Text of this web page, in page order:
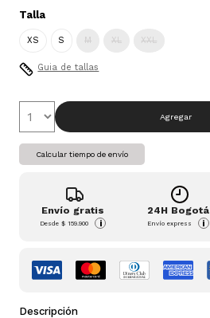
Talla
XS S M XL XXL
Guia de tallas
Agregar
Calcular tiempo de envío
Envío gratis
Desde$ 159.900 i
24H Bogotá
Envío express i
Descripción